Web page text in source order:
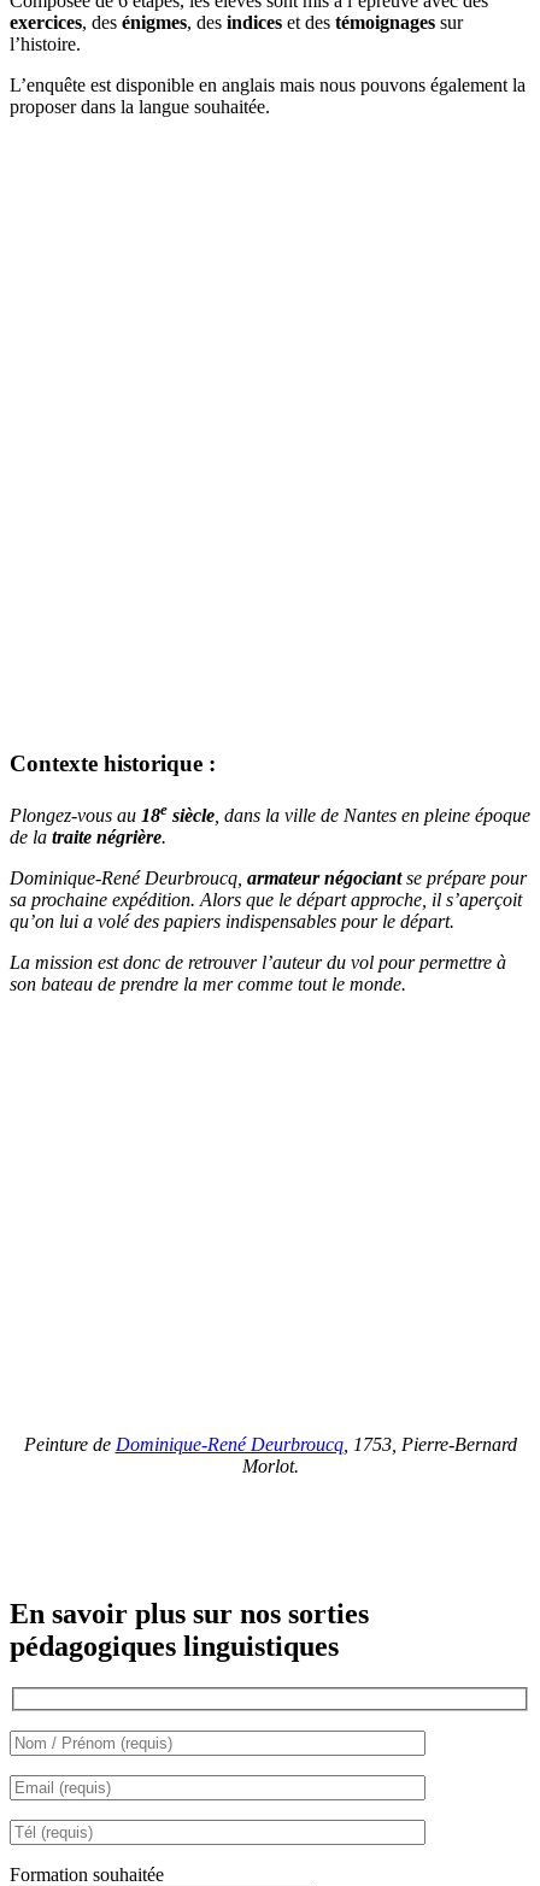
exercices, des énigmes, des indices et des témoignages sur
l’histoire.
L’enquête est disponible en anglais mais nous pouvons également la
proposer dans la langue souhaitée.
Contexte historique :
Plongez-vous au 18e siècle, dans la ville de Nantes en pleine époque
de la traite négrière.
Dominique-René Deurbroucq, armateur négociantse prépare pour
sa prochaine expédition. Alors que le départ approche, il s’aperçoit
qu’on lui a volé des papiers indispensables pour le départ.
La mission est donc de retrouver l’auteur du vol pour permettre à
son bateau de prendre la mer comme tout le monde.
Peinture de Dominique-René Deurbroucq, 1753, Pierre-Bernard
Morlot.
En savoir plus sur nos sorties
pédagogiques linguistiques
Formation souhaitée